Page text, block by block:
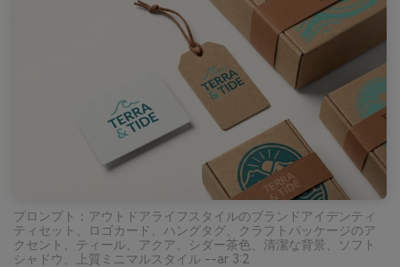
プロンプト：アウトドアライフスタイルのブランドアイデンティ
ティセット、ロゴカード、ハングタグ、クラフトパッケージのア
クセント、ティール、アクア、シダー茶色、清潔な背景、ソフト
シャドウ、上質ミニマルスタイル --ar 3:2